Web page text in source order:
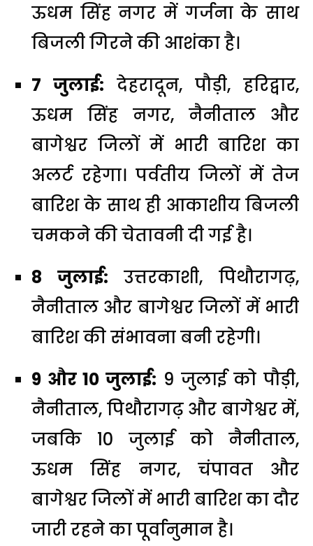
ऊधम सिंह नगर में गर्जना के साथ
बिजली गिरने की आशंका है।
7 जुलाई: देहरादून, पौड़ी, हरिद्वार,
ऊधम सिंह नगर, नैनीताल और
बागेश्वर जिलों में भारी बारिश का
अलर्ट रहेगा। पर्वतीय जिलों में तेज
बारिश के साथ ही आकाशीय बिजली
चमकने की चेतावनी दी गई है।
8 जुलाई: उत्तरकाशी, पिथौरागढ़,
नैनीताल और बागेश्वर जिलों में भारी
बारिश की संभावना बनी रहेगी।
9 और 10 जुलाई: 9 जुलाई को पौड़ी,
नैनीताल, पिथौरागढ़ और बागेश्वर में,
जबकि 10 जुलाई को नैनीताल,
ऊधम सिंह नगर, चंपावत और
बागेश्वर जिलों में भारी बारिश का दौर
जारी रहने का पूर्वानुमान है।